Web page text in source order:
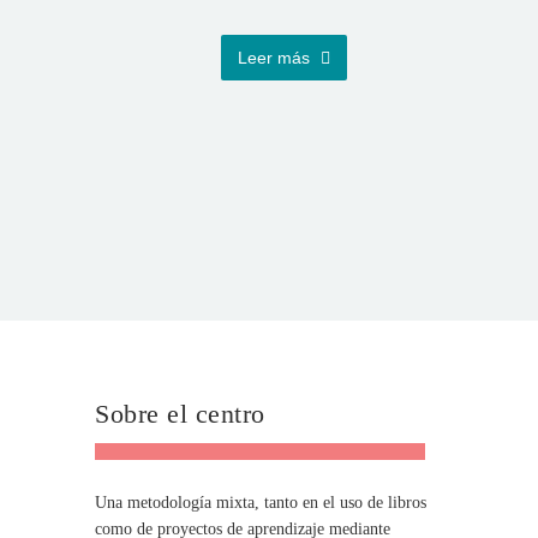
Leer más
Sobre el centro
Una metodología mixta, tanto en el uso de libros
como de proyectos de aprendizaje mediante